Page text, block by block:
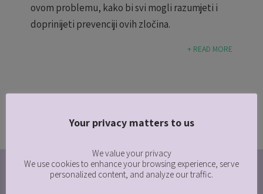
ovom problemu, kako bi svi mogli razumjeti i
doprinijeti prevenciji ovih zločina.
+ READ MORE
Your privacy matters to us
We value your privacy
We use cookies to enhance your browsing experience, serve
personalized content, and analyze our traffic.